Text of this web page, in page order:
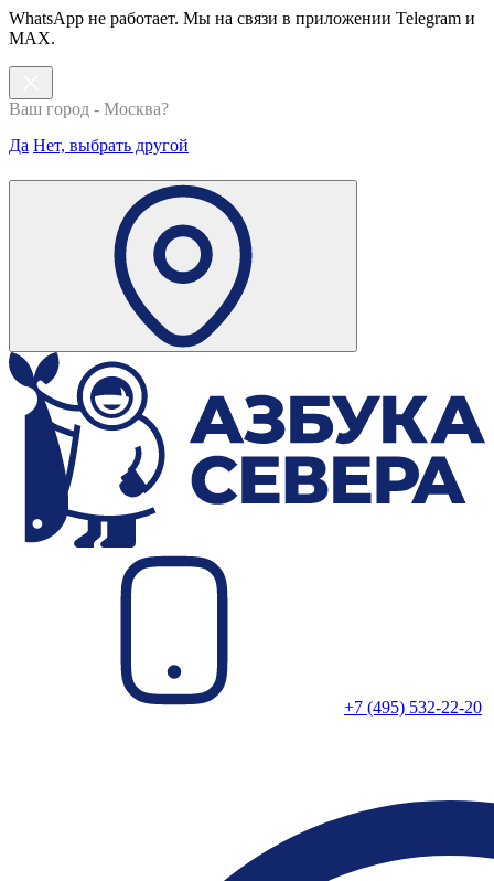
WhatsApp не работает. Мы на связи в приложении Telegram и
MAX.
Ваш город - Москва?
Да Нет, выбрать другой
+7 (495) 532-22-20